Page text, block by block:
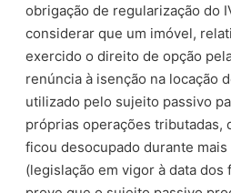
obrigação de regularização do
considerar que um imóvel,
exercido o direito de opção
renúncia à isenção na locação
utilizado pelo sujeito passivo
próprias operações tributadas,
ficou desocupado durante mais
(legislação em vigor à data dos